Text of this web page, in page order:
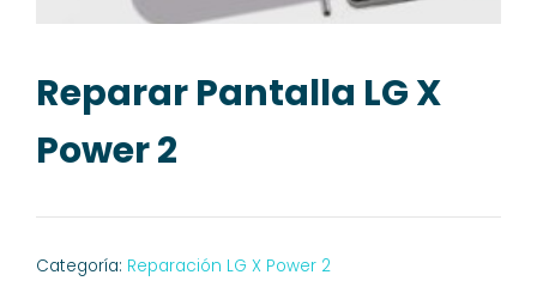
Reparar Pantalla LG X
Power 2
Categoría: Reparación LG X Power 2